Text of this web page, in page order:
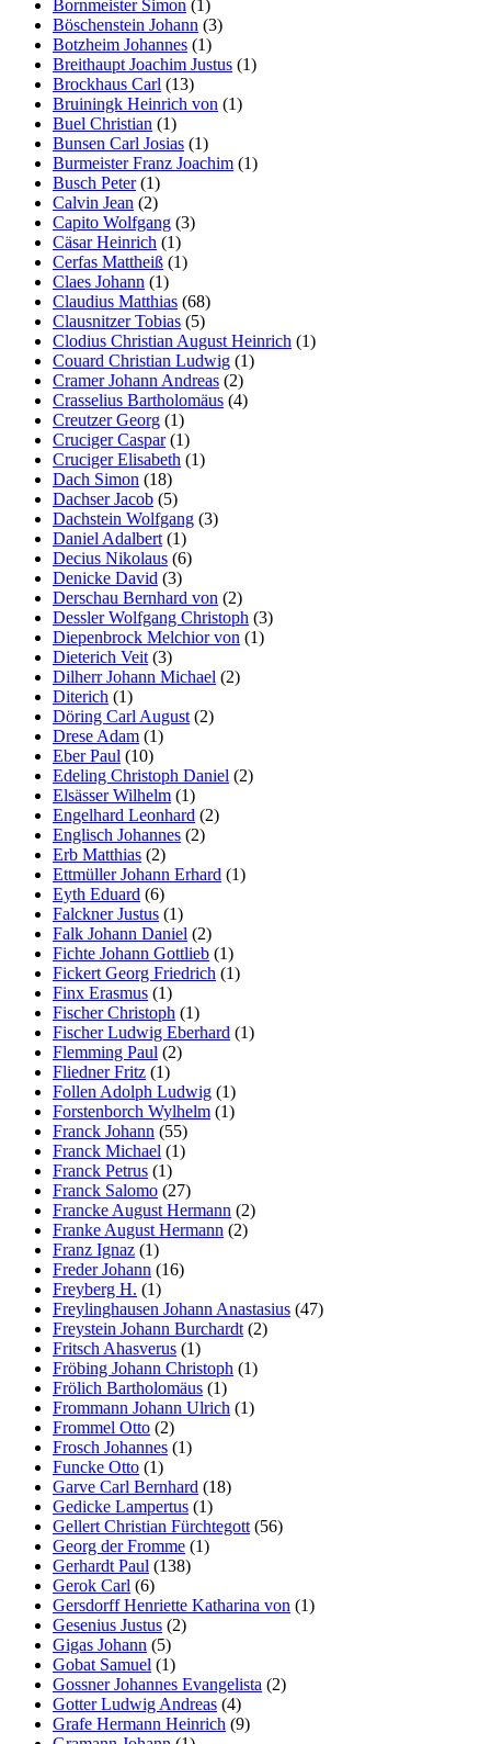
Bornmeister Simon (1)
Böschenstein Johann (3)
Botzheim Johannes (1)
Breithaupt Joachim Justus (1)
Brockhaus Carl (13)
Bruiningk Heinrich von (1)
Buel Christian (1)
Bunsen Carl Josias (1)
Burmeister Franz Joachim (1)
Busch Peter(1)
Calvin Jean (2)
Capito Wolfgang (3)
Cäsar Heinrich (1)
Cerfas Mattheiß (1)
Claes Johann (1)
Claudius Matthias (68)
Clausnitzer Tobias (5)
Clodius Christian August Heinrich (1)
Couard Christian Ludwig (1)
Cramer Johann Andreas (2)
Crasselius Bartholomäus (4)
Creutzer Georg (1)
Cruciger Caspar(1)
Cruciger Elisabeth (1)
Dach Simon (18)
Dachser Jacob (5)
Dachstein Wolfgang (3)
Daniel Adalbert (1)
Decius Nikolaus (6)
Denicke David (3)
Derschau Bernhard von (2)
Dessler Wolfgang Christoph (3)
Diepenbrock Melchior von (1)
Dieterich Veit (3)
Dilherr Johann Michael (2)
Diterich (1)
Döring Carl August (2)
Drese Adam (1)
Eber Paul (10)
Edeling Christoph Daniel (2)
Elsässer Wilhelm (1)
Engelhard Leonhard (2)
Englisch Johannes (2)
Erb Matthias (2)
Ettmüller Johann Erhard (1)
Eyth Eduard (6)
Falckner Justus (1)
Falk Johann Daniel (2)
Fichte Johann Gottlieb (1)
Fickert Georg Friedrich (1)
Finx Erasmus (1)
Fischer Christoph (1)
Fischer Ludwig Eberhard (1)
Flemming Paul (2)
Fliedner Fritz (1)
Follen Adolph Ludwig (1)
Forstenborch Wylhelm (1)
Franck Johann (55)
Franck Michael (1)
Franck Petrus (1)
Franck Salomo (27)
Francke August Hermann (2)
Franke August Hermann (2)
Franz Ignaz (1)
Freder Johann (16)
Freyberg H. (1)
Freylinghausen Johann Anastasius (47)
Freystein Johann Burchardt (2)
Fritsch Ahasverus (1)
Fröbing Johann Christoph (1)
Frölich Bartholomäus (1)
Frommann Johann Ulrich (1)
Frommel Otto (2)
Frosch Johannes (1)
Funcke Otto (1)
Garve Carl Bernhard (18)
Gedicke Lampertus (1)
Gellert Christian Fürchtegott (56)
Georg der Fromme (1)
Gerhardt Paul (138)
Gerok Carl (6)
Gersdorff Henriette Katharina von (1)
Gesenius Justus (2)
Gigas Johann (5)
Gobat Samuel (1)
Gossner Johannes Evangelista (2)
Gotter Ludwig Andreas (4)
Grafe Hermann Heinrich (9)